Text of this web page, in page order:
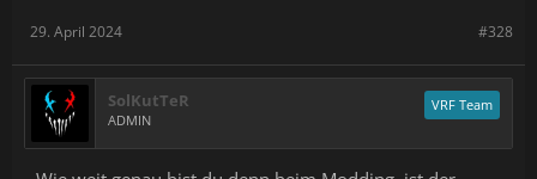
#328
29. April 2024
SolKutTeR
ADMIN
VRF Team